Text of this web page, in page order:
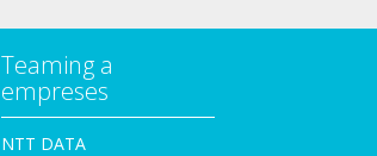
Teaming a
empreses
NTT DATA